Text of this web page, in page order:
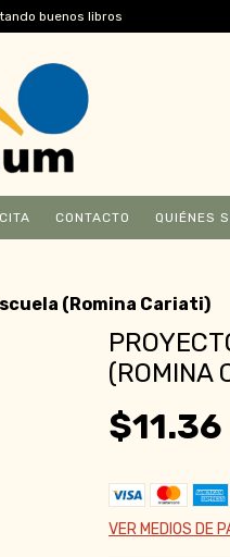
buenos libros
CONTACTO QUIÉNES
(Romina Cariati)
(ROMINA
$11.36
VER MEDIOS DE